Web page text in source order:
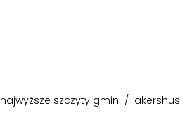
najwyższe szczyty gmin / akershus